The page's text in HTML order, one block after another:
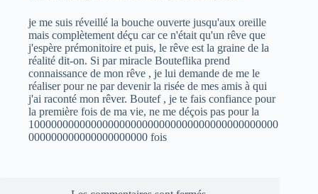
je me suis réveillé la bouche ouverte jusqu'aux oreille
mais complètement déçu car ce n'était qu'un rêve que
j'espère prémonitoire et puis, le rêve est la graine de la
réalité dit-on. Si par miracle Bouteflika prend
connaissance de mon rêve , je lui demande de me le
réaliser pour ne par devenir la risée de mes amis à qui
j'ai raconté mon rêver. Boutef , je te fais confiance pour
la première fois de ma vie, ne me déçois pas pour la
10000000000000000000000000000000000000000000
000000000000000000000 fois